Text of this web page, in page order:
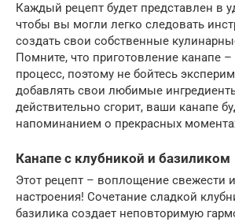
Каждый рецепт будет представлен в
чтобы вы могли легко следовать
создать свои собственные
Помните, что приготовление канапе –
процесс, поэтому не бойтесь
добавлять свои любимые
действительно сгорит, ваши канапе
напоминанием о прекрасных
Канапе с клубникой и базиликом
Этот рецепт – воплощение свежести
настроения! Сочетание сладкой
базилика создает неповторимую